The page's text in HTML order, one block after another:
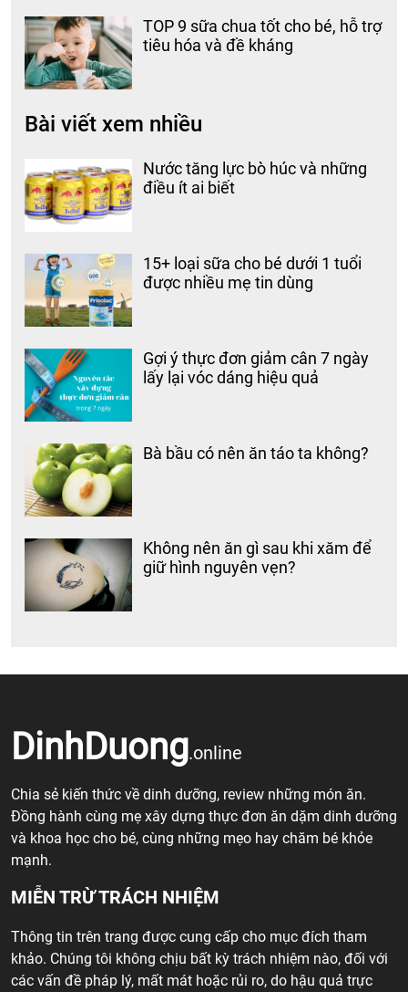
TOP 9 sữa chua tốt cho bé, hỗ trợ
tiêu hóa và đề kháng
Bài viết xem nhiều
Nước tăng lực bò húc và những
điều ít ai biết
15+ loại sữa cho bé dưới 1 tuổi
được nhiều mẹ tin dùng
Gợi ý thực đơn giảm cân 7 ngày
lấy lại vóc dáng hiệu quả
Bà bầu có nên ăn táo ta không?
Không nên ăn gì sau khi xăm để
giữ hình nguyên vẹn?
DinhDuong.online
Chia sẻ kiến thức về dinh dưỡng, review những món ăn.
Đồng hành cùng mẹ xây dựng thực đơn ăn dặm dinh dưỡng
và khoa học cho bé, cùng những mẹo hay chăm bé khỏe
mạnh.
MIỄN TRỪ TRÁCH NHIỆM
Thông tin trên trang được cung cấp cho mục đích tham
khảo. Chúng tôi không chịu bất kỳ trách nhiệm nào, đối với
các vấn đề pháp lý, mất mát hoặc rủi ro, do hậu quả trực